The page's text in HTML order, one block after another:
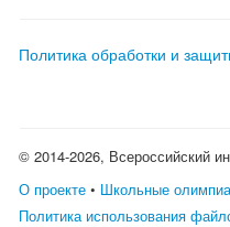
Политика обработки и
© 2014-2026, Всероссийский
О проекте • Школьные
Политика использования